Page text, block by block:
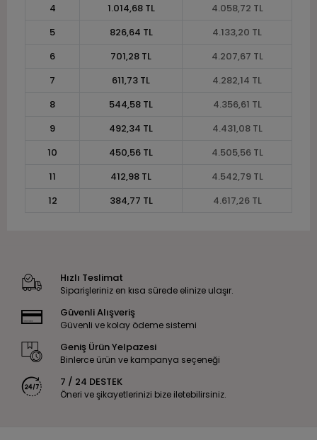
4
1.014,68 TL
4.058,72 TL
5
826,64 TL
4.133,20 TL
6
701,28 TL
4.207,67 TL
7
611,73 TL
4.282,14 TL
8
544,58 TL
4.356,61 TL
9
492,34 TL
4.431,08 TL
10
450,56 TL
4.505,56 TL
11
412,98 TL
4.542,79 TL
12
384,77 TL 4.617,26 TL
Hızlı Teslimat
Siparişleriniz en kısa sürede elinize ulaşır.
Güvenli Alışveriş
Güvenli ve kolay ödeme sistemi
Geniş Ürün Yelpazesi
Binlerce ürün ve kampanya seçeneği
7 / 24 DESTEK
Öneri ve şikayetlerinizi bize iletebilirsiniz.